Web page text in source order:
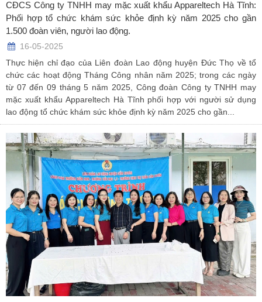
CĐCS Công ty TNHH may mặc xuất khẩu Appareltech Hà Tĩnh:
Phối hợp tổ chức khám sức khỏe định kỳ năm 2025 cho gần
1.500 đoàn viên, người lao động.
16-05-2025
Thực hiện chỉ đạo của Liên đoàn Lao động huyện Đức Thọ về tổ
chức các hoạt động Tháng Công nhân năm 2025; trong các ngày
từ 07 đến 09 tháng 5 năm 2025, Công đoàn Công ty TNHH may
mặc xuất khẩu Appareltech Hà Tĩnh phối hợp với người sử dụng
lao động tổ chức khám sức khỏe định kỳ năm 2025 cho gần...